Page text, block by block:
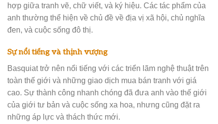
hợp giữa tranh vẽ, chữ viết, và ký hiệu. Các tác phẩm của
anh thường thể hiện về chủ đề về địa vị xã hội, chủ nghĩa
đen, và cuộc sống đô thị.
Sự nổi tiếng và thịnh vượng
Basquiat trở nên nổi tiếng với các triển lãm nghệ thuật trên
toàn thế giới và những giao dịch mua bán tranh với giá
cao. Sự thành công nhanh chóng đã đưa anh vào thế giới
của giới tư bản và cuộc sống xa hoa, nhưng cũng đặt ra
những áp lực và thách thức mới.